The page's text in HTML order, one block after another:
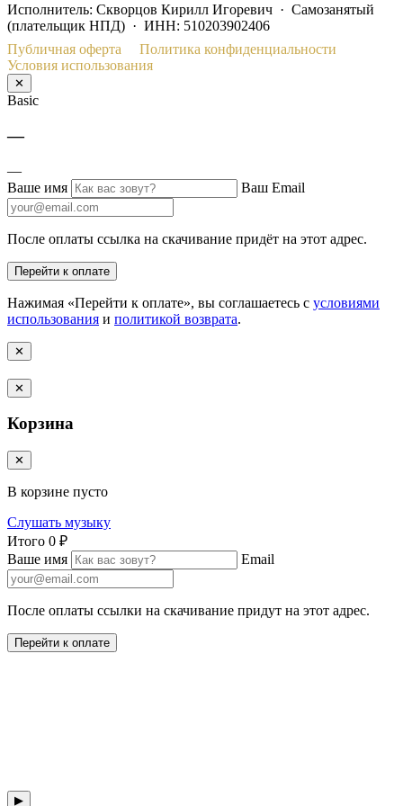
Исполнитель: Скворцов Кирилл Игоревич · Самозанятый
(плательщик НПД) · ИНН: 510203902406
Публичная оферта
Политика конфиденциальности
Условия использования
✕
Basic
—
—
Ваше имя
Ваш Email
После оплаты ссылка на скачивание придёт на этот адрес.
Перейти к оплате
Нажимая «Перейти к оплате», вы соглашаетесь с условиями
использования и политикой возврата.
✕
✕
Корзина
✕
В корзине пусто
Слушать музыку
Итого 0 ₽
Ваше имя
Email
После оплаты ссылки на скачивание придут на этот адрес.
Перейти к оплате
▶